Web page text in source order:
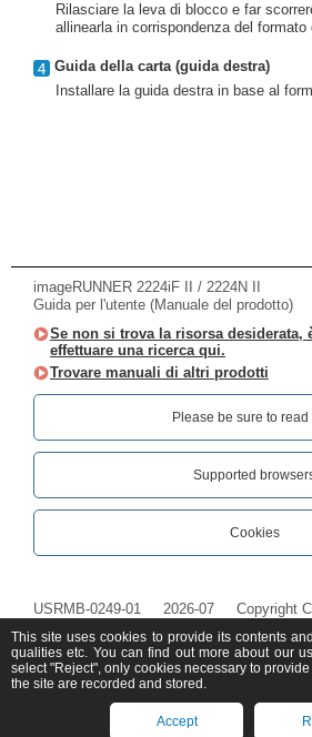
Rilasciare la leva di blocco e far
allinearla in corrispondenza del
Guida della carta (guida destra)
Installare la guida destra in base al
imageRUNNER 2224iF II / 2224N II
Guida per l'utente (Manuale del prodotto)
Se non si trova la risorsa desiderata,
effettuare una ricerca qui.
Trovare manuali di altri prodotti
Please be sure to read
Supported
Cookies
USRMB-0249-01 2026-07 Copyright
This site uses cookies to provide its contents
qualities etc. You can find out more about our
select "Reject", only cookies necessary to
the site are recorded and stored.
Accept